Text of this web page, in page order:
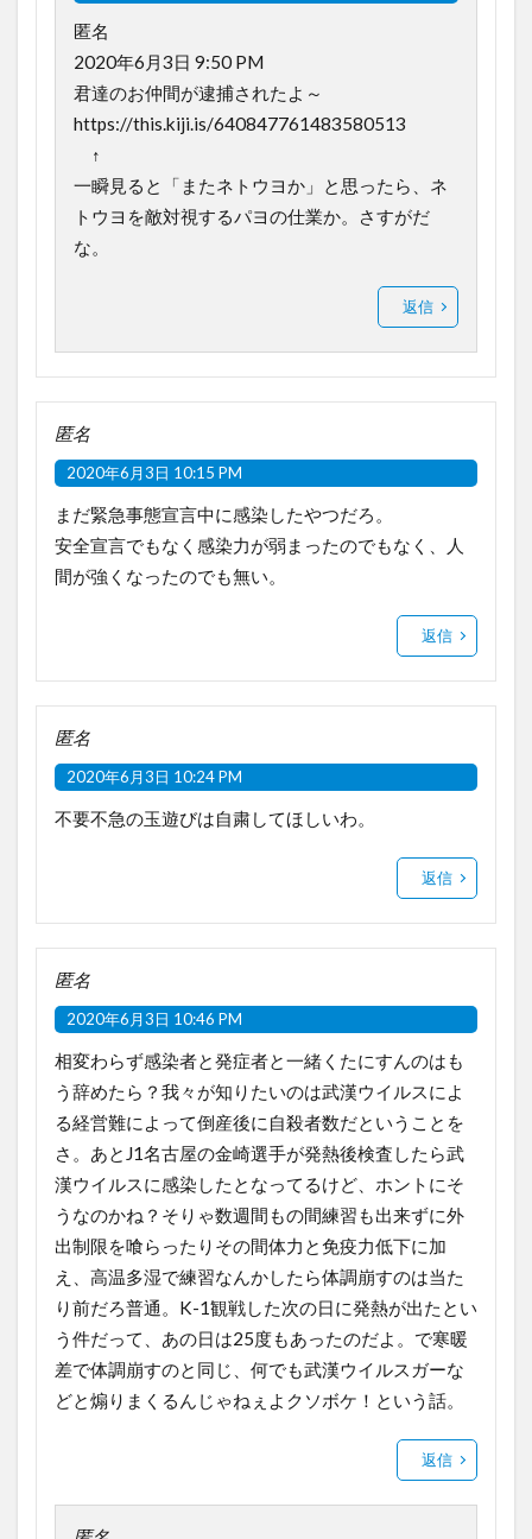
匿名
2020年6月3日 9:50 PM
君達のお仲間が逮捕されたよ～
https://this.kiji.is/640847761483580513
↑
一瞬見ると「またネトウヨか」と思ったら、ネ
トウヨを敵対視するパヨの仕業か。さすがだ
な。
返信
匿名
2020年6月3日 10:15 PM
まだ緊急事態宣言中に感染したやつだろ。
安全宣言でもなく感染力が弱まったのでもなく、人
間が強くなったのでも無い。
返信
匿名
2020年6月3日 10:24 PM
不要不急の玉遊びは自粛してほしいわ。
返信
匿名
2020年6月3日 10:46 PM
相変わらず感染者と発症者と一緒くたにすんのはも
う辞めたら？我々が知りたいのは武漢ウイルスによ
る経営難によって倒産後に自殺者数だということを
さ。あとJ1名古屋の金崎選手が発熱後検査したら武
漢ウイルスに感染したとなってるけど、ホントにそ
うなのかね？そりゃ数週間もの間練習も出来ずに外
出制限を喰らったりその間体力と免疫力低下に加
え、高温多湿で練習なんかしたら体調崩すのは当た
り前だろ普通。K-1観戦した次の日に発熱が出たとい
う件だって、あの日は25度もあったのだよ。で寒暖
差で体調崩すのと同じ、何でも武漢ウイルスガーな
どと煽りまくるんじゃねぇよクソボケ！という話。
返信